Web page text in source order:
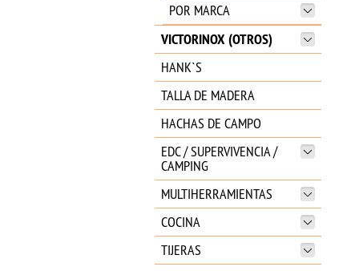
POR MARCA
VICTORINOX (OTROS)
HANK`S
TALLA DE MADERA
HACHAS DE CAMPO
EDC / SUPERVIVENCIA /
CAMPING
MULTIHERRAMIENTAS
COCINA
TIJERAS